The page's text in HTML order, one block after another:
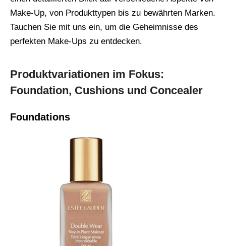
Make-Up, von Produkttypen bis zu bewährten Marken.
Tauchen Sie mit uns ein, um die Geheimnisse des
perfekten Make-Ups zu entdecken.
Produktvariationen im Fokus:
Foundation, Cushions und Concealer
Foundations